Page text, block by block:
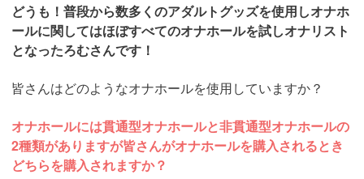
どうも！普段から数多くのアダルトグッズを使用しオナホ
ールに関してはほぼすべてのオナホールを試しオナリスト
となったろむさんです！
皆さんはどのようなオナホールを使用していますか？
オナホールには貫通型オナホールと非貫通型オナホールの
2種類がありますが皆さんがオナホールを購入されるとき
どちらを購入されますか？